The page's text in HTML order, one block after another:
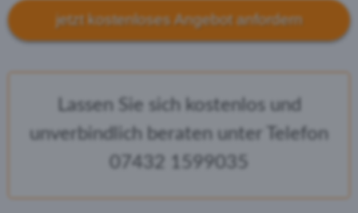
jetzt kostenloses Angebot anfordern
Lassen Sie sich kostenlos und
unverbindlich beraten unter Telefon
07432 1599035